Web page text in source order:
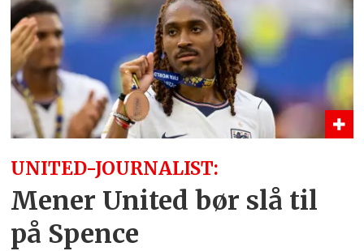
UNITED-JOURNALIST:
Mener United bør slå til
på Spence